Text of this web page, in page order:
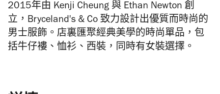
2015年由 Kenji Cheung 與 Ethan Newton 創
立，Bryceland's & Co 致力設計出優質而時尚的
男士服飾。店裏匯聚經典美學的時尚單品，包
括牛仔褸、恤衫、西裝，同時有女裝選擇。